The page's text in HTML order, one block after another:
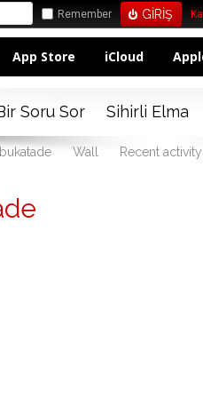
Remember
App Store iCloud
Soru Sor Sihirli Elma
Wall Recent activity